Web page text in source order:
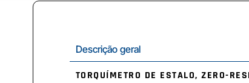
Descrição geral
TORQUÍMETRO DE ESTALO, ZERO-